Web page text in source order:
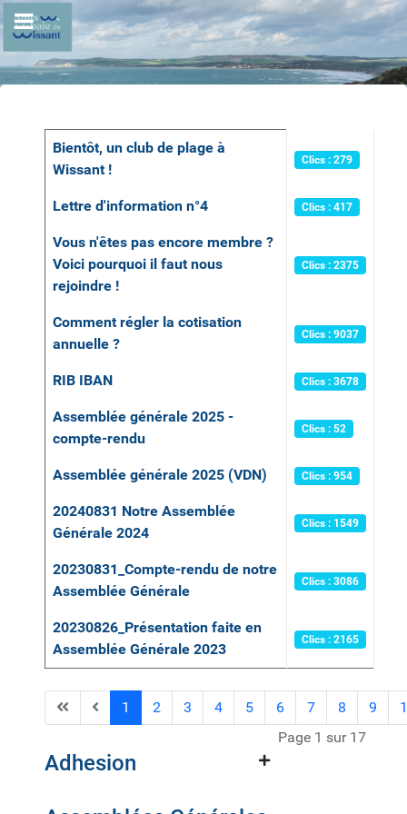
Articles
Titre Clics
Bientôt, un club de plage à
Wissant !
Clics : 279
Lettre d'information n°4 Clics : 417
Vous n'êtes pas encore membre ?
Voici pourquoi il faut nous
rejoindre !
Clics : 2375
Comment régler la cotisation
annuelle ?
Clics : 9037
RIB IBAN Clics : 3678
Assemblée générale 2025 -
compte-rendu
Clics : 52
Assemblée générale 2025 (VDN) Clics : 954
20240831 Notre Assemblée
Générale 2024
Clics : 1549
20230831_Compte-rendu de notre
Assemblée Générale
Clics : 3086
20230826_Présentation faite en
Assemblée Générale 2023
Clics : 2165
Page 1 sur 17
1 2 3 4 5 6 7 8 9
Adhesion